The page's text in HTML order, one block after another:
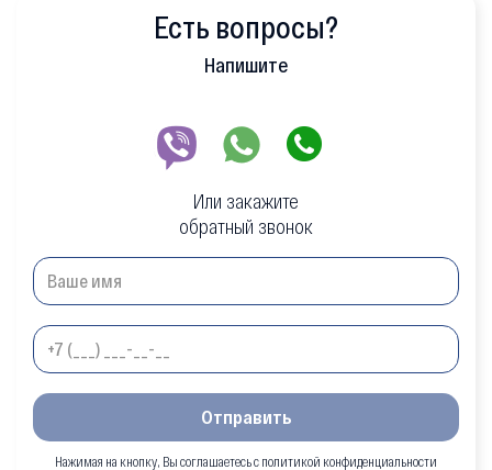
Есть вопросы?
Напишите
Или закажите
обратный звонок
Отправить
Нажимая на кнопку, Вы соглашаетесь с политикой конфиденциальности